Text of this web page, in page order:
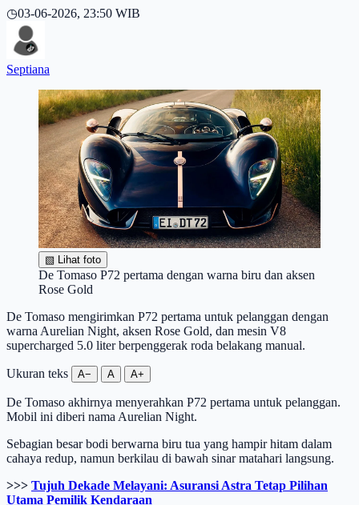
◷03-06-2026, 23:50 WIB
Septiana
▧ Lihat foto
De Tomaso P72 pertama dengan warna biru dan aksen
Rose Gold
De Tomaso mengirimkan P72 pertama untuk pelanggan dengan
warna Aurelian Night, aksen Rose Gold, dan mesin V8
supercharged 5.0 liter berpenggerak roda belakang manual.
Ukuran teks A− A A+
De Tomaso akhirnya menyerahkan P72 pertama untuk pelanggan.
Mobil ini diberi nama Aurelian Night.
Sebagian besar bodi berwarna biru tua yang hampir hitam dalam
cahaya redup, namun berkilau di bawah sinar matahari langsung.
>>> Tujuh Dekade Melayani: Asuransi Astra Tetap Pilihan
Utama Pemilik Kendaraan